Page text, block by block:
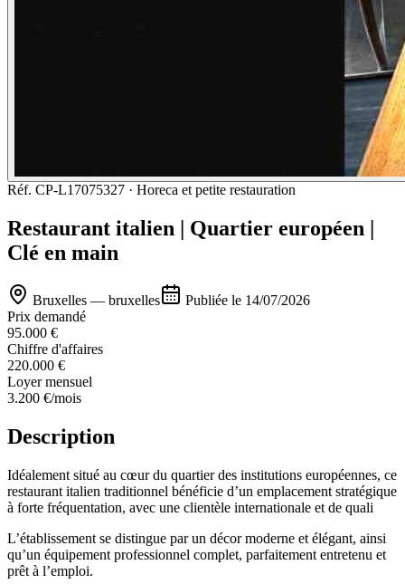
Réf. CP-L17075327 · Horeca et petite restauration
Restaurant italien | Quartier européen |
Clé en main
Bruxelles — bruxelles Publiée le 14/07/2026
Prix demandé
95.000 €
Chiffre d'affaires
220.000 €
Loyer mensuel
3.200 €/mois
Description
Idéalement situé au cœur du quartier des institutions européennes, ce
restaurant italien traditionnel bénéficie d’un emplacement stratégique
à forte fréquentation, avec une clientèle internationale et de quali
L’établissement se distingue par un décor moderne et élégant, ainsi
qu’un équipement professionnel complet, parfaitement entretenu et
prêt à l’emploi.